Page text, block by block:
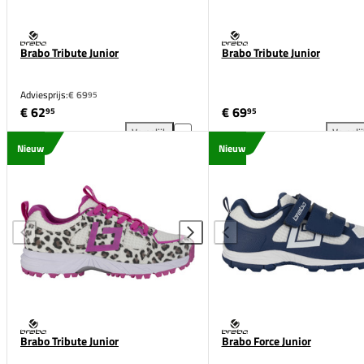
Brabo Tribute Junior
Adviesprijs:€ 6995
€ 6295
Vergelijk
Brabo Tribute Junior toevoegen aan vergelijking
Brabo Tribute Junior
€ 6995
Nieuw
Brabo Tribute Junior
Nieuw
Brabo Force Junior